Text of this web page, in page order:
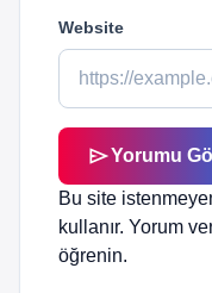
Website
sendYorumu
Bu site
kullanır. Yorum
öğrenin.